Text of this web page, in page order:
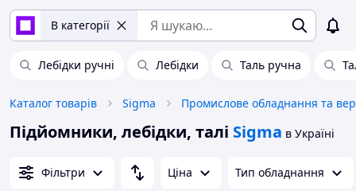
В категорії
Лебідки ручні Лебідки Таль ручна
Каталог товарів Sigma
Підйомники, лебідки, талі Sigma в Україні
Фільтри Ціна Тип обладнання